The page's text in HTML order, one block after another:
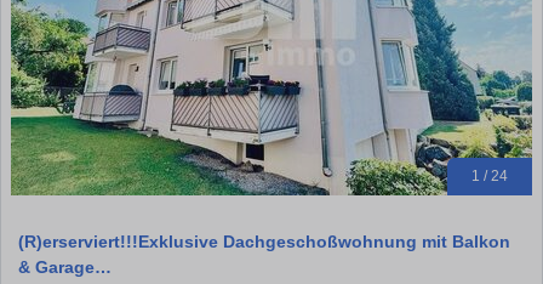
1 / 24
(R)erserviert!!!Exklusive Dachgeschoßwohnung mit Balkon
& Garage…